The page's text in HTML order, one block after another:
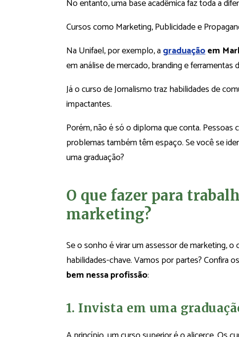
No entanto, uma base acadêmica faz toda a
Cursos como Marketing, Publicidade e
Na Unifael, por exemplo, agraduaçãoem
em análise de mercado, branding e
Já o curso de Jornalismo traz habilidades de
impactantes.
Porém, não é só o diploma que conta. Pessoas
problemas também têm espaço. Se você se
uma graduação?
O que fazer para
marketing?
Se o sonho é virar um assessor de marketing,
habilidades-chave. Vamos por partes? Confira os
bem nessa profissão:
1. Invista em uma